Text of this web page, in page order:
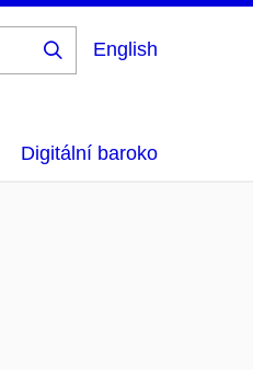
English
Digitální baroko